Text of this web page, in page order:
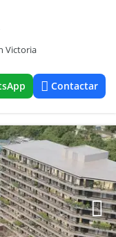
Victoria
Contactar